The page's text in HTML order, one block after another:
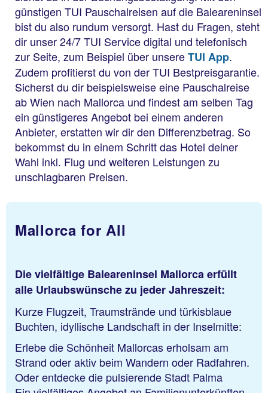
günstigen TUI Pauschalreisen auf die Baleareninsel
bist du also rundum versorgt. Hast du Fragen, steht
dir unser 24/7 TUI Service digital und telefonisch
zur Seite, zum Beispiel über unsereTUI App.
Zudem profitierst du von der TUI Bestpreisgarantie.
Sicherst du dir beispielsweise eine Pauschalreise
ab Wien nach Mallorca und findest am selben Tag
ein günstigeres Angebot bei einem anderen
Anbieter, erstatten wir dir den Differenzbetrag. So
bekommst du in einem Schritt das Hotel deiner
Wahl inkl. Flug und weiteren Leistungen zu
unschlagbaren Preisen.
Mallorca for All
Die vielfältige Baleareninsel Mallorca erfüllt
alle Urlaubswünsche zu jeder Jahreszeit:
Kurze Flugzeit, Traumstrände und türkisblaue
Buchten, idyllische Landschaft in der Inselmitte:
Erlebe die Schönheit Mallorcas erholsam am
Strand oder aktiv beim Wandern oder Radfahren.
Oder entdecke die pulsierende Stadt Palma